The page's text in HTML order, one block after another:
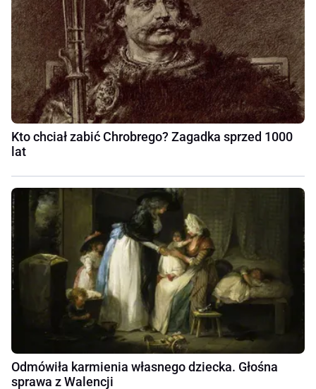
Kto chciał zabić Chrobrego? Zagadka sprzed 1000
lat
Odmówiła karmienia własnego dziecka. Głośna
sprawa z Walencji